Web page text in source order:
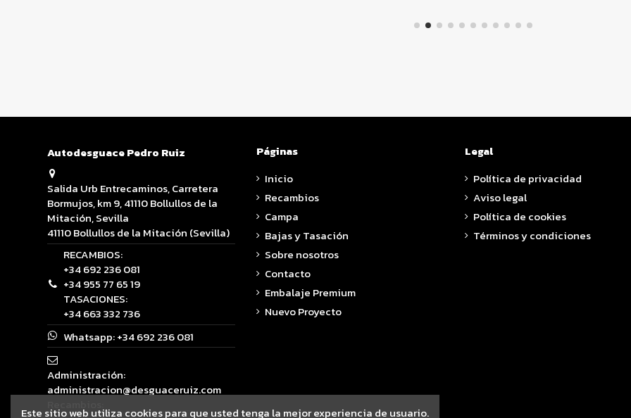
Autodesguace Pedro Ruiz
Salida Urb Entrecaminos, Carretera
Bormujos, km 9, 41110 Bollullos de la
Mitación, Sevilla
41110 Bollullos de la Mitación (Sevilla)
RECAMBIOS:
+34 692 236 081
+34 955 77 65 19
TASACIONES:
+34 663 332 736
Whatsapp:+34 692 236 081
Administración:
administracion@desguaceruiz.com
Páginas
Inicio
Recambios
Campa
Bajas y Tasación
Sobre nosotros
Contacto
Embalaje Premium
Nuevo Proyecto
Legal
Política de privacidad
Aviso legal
Política de cookies
Términos y condiciones
Este sitio web utiliza cookies para que usted tenga la mejor experiencia de usuario.